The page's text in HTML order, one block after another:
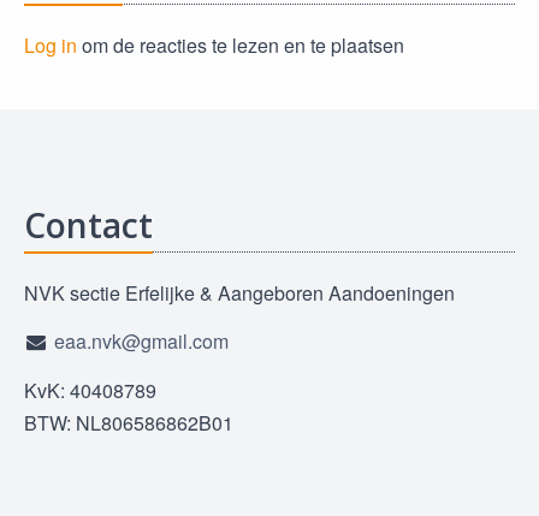
Log in om de reacties te lezen en te plaatsen
Contact
NVK sectie Erfelijke & Aangeboren Aandoeningen
eaa.nvk@gmail.com
KvK: 40408789
BTW: NL806586862B01